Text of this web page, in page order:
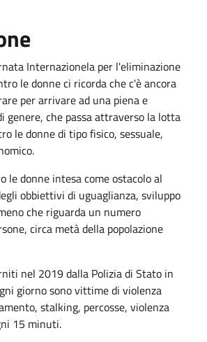
Internazionela per l'eliminazione
le donne ci ricorda che c'è ancora
per arrivare ad una piena e
genere, che passa attraverso la lotta
le donne di tipo fisico, sessuale,
le donne intesa come ostacolo al
obbiettivi di uguaglianza, sviluppo
che riguarda un numero
circa metà della popolazione
nel 2019 dalla Polizia di Stato in
giorno sono vittime di violenza
stalking, percosse, violenza
15 minuti.